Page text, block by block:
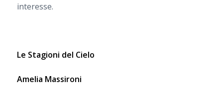
interesse.
Le Stagioni del Cielo
Amelia Massironi